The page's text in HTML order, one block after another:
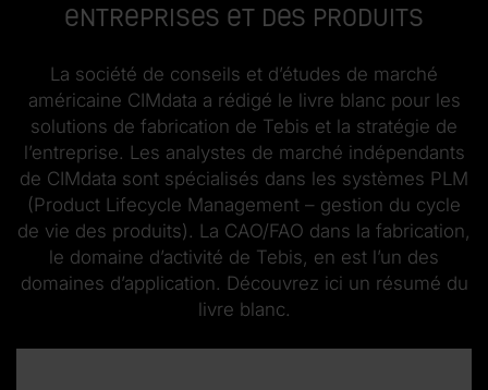
entreprises et des produits
La société de conseils et d’études de marché
américaine CIMdata a rédigé le livre blanc pour les
solutions de fabrication de Tebis et la stratégie de
l’entreprise. Les analystes de marché indépendants
de CIMdata sont spécialisés dans les systèmes PLM
(Product Lifecycle Management – gestion du cycle
de vie des produits). La CAO/FAO dans la fabrication,
le domaine d’activité de Tebis, en est l’un des
domaines d’application. Découvrez ici un résumé du
livre blanc.